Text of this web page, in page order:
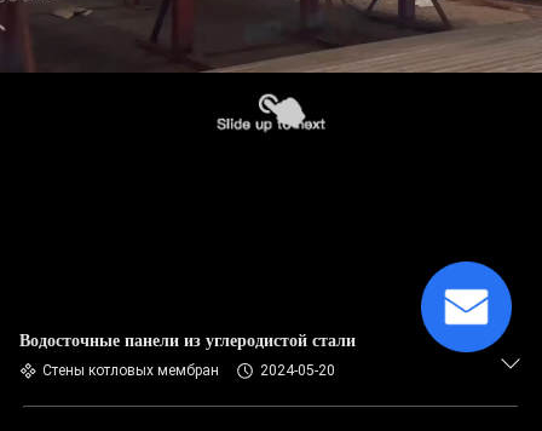
Водосточные панели из углеродистой стали
Стены котловых мембран 2024-05-20